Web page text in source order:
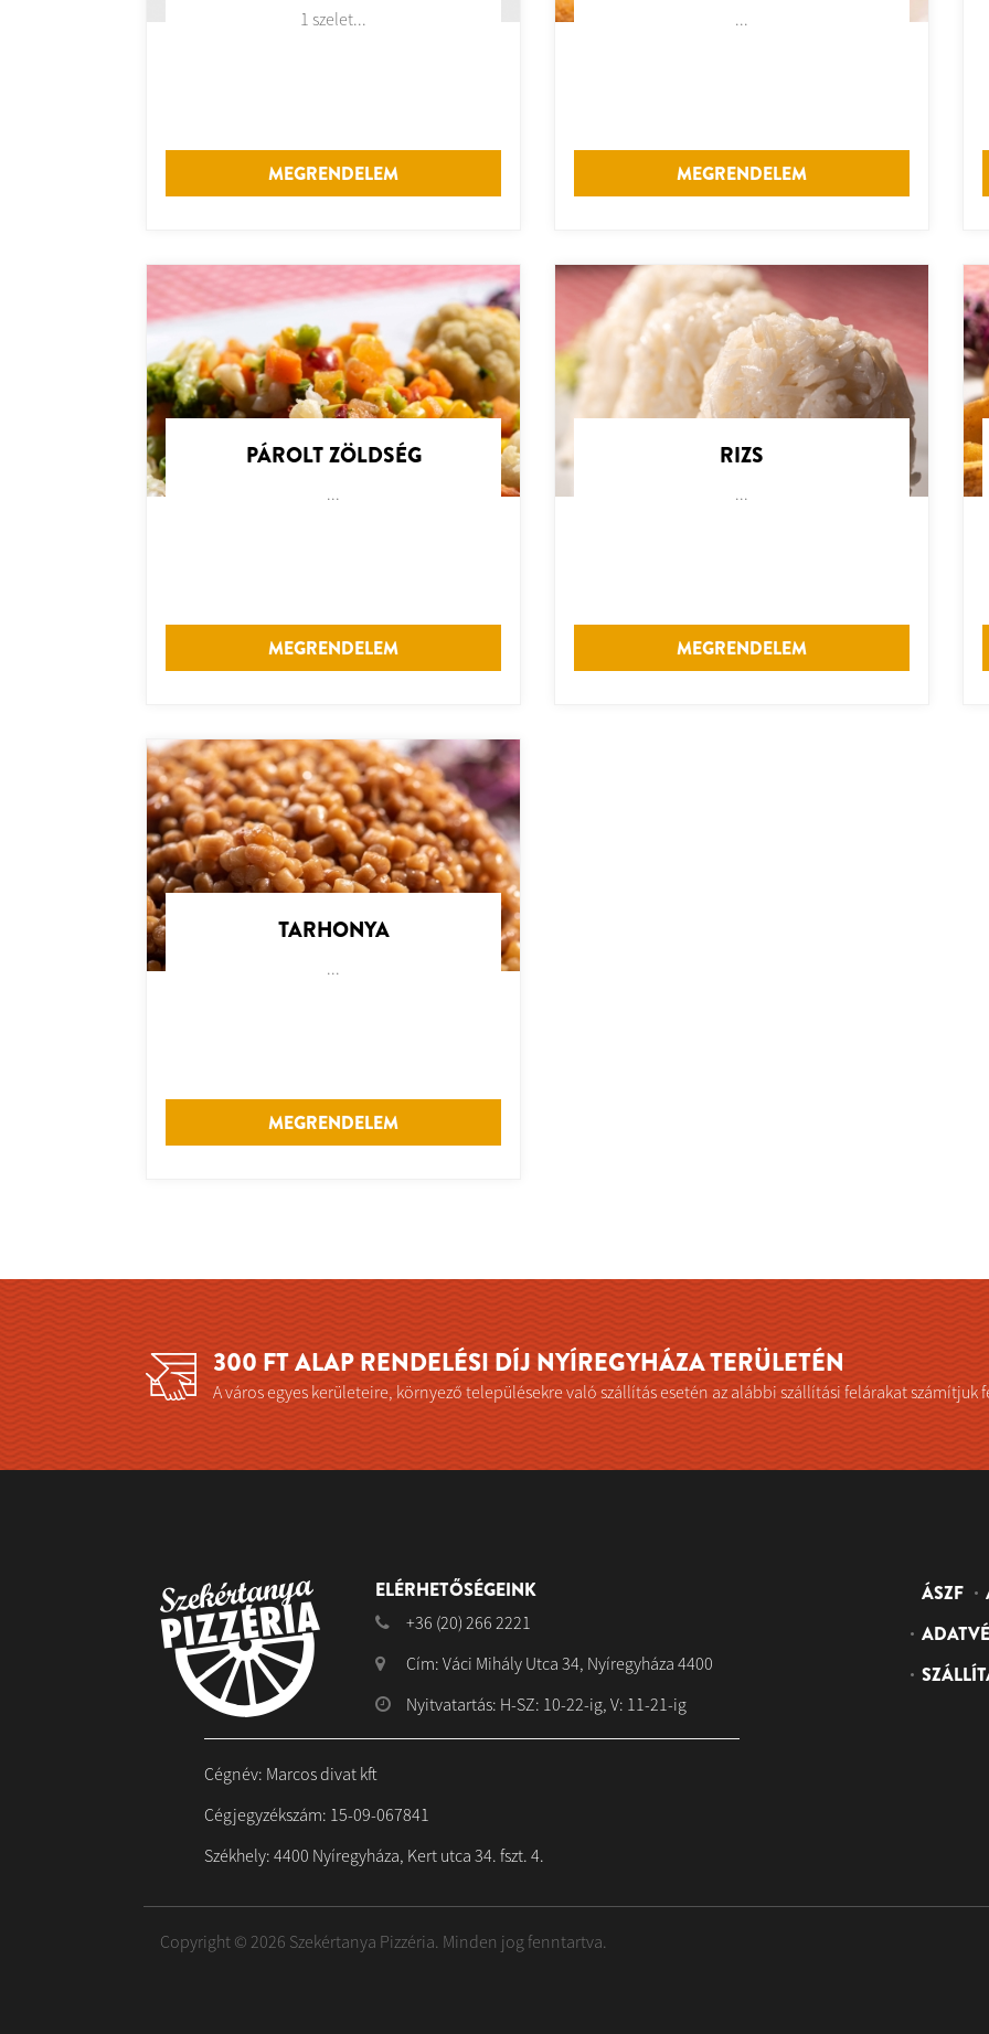
1 szelet...
MEGRENDELEM
...
MEGRENDELEM
PÁROLT ZÖLDSÉG
...
MEGRENDELEM
RIZS
...
MEGRENDELEM
TARHONYA
...
MEGRENDELEM
300 FT ALAP RENDELÉSI DÍJ NYÍREGYHÁZA TERÜLETÉN
A város egyes kerületeire, környező településekre való szállítás esetén az alábbi szállítási felárakat számítjuk
ELÉRHETŐSÉGEINK
+36 (20) 266 2221
Cím: Váci Mihály Utca 34, Nyíregyháza 4400
Nyitvatartás: H-SZ: 10-22-ig, V: 11-21-ig
Cégnév: Marcos divat kft
Cégjegyzékszám: 15-09-067841
Székhely: 4400 Nyíregyháza, Kert utca 34. fszt. 4.
ÁSZF
Copyright © 2026 Szekértanya Pizzéria. Minden jog fenntartva.